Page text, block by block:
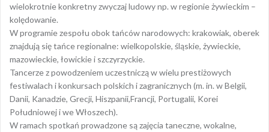
wielokrotnie konkretny zwyczaj ludowy np. w regionie żywieckim –
kolędowanie.
W programie zespołu obok tańców narodowych: krakowiak, oberek
znajdują się tańce regionalne: wielkopolskie, śląskie, żywieckie,
mazowieckie, łowickie i szczyrzyckie.
Tancerze z powodzeniem uczestniczą w wielu prestiżowych
festiwalach i konkursach polskich i zagranicznych (m. in. w Belgii,
Danii, Kanadzie, Grecji, Hiszpanii,Francji, Portugalii, Korei
Południowej i we Włoszech).
W ramach spotkań prowadzone są zajęcia taneczne, wokalne,